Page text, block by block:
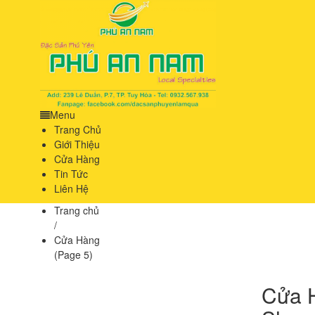
Menu
Trang Chủ
Giới Thiệu
Cửa Hàng
Tin Tức
Liên Hệ
Trang chủ
/
Cửa Hàng
(Page 5)
Cửa